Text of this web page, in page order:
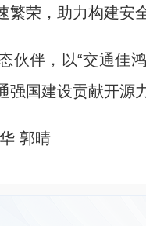
繁荣，助力构建安
伴，以“交通佳鸿
国建设贡献开源
郭晴